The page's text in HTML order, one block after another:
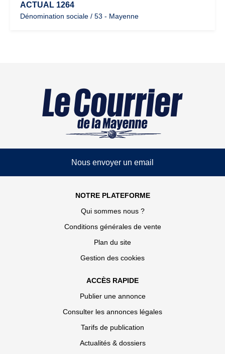
ACTUAL 1264
Dénomination sociale / 53 - Mayenne
Nous envoyer un email
NOTRE PLATEFORME
Qui sommes nous ?
Conditions générales de vente
Plan du site
Gestion des cookies
ACCÈS RAPIDE
Publier une annonce
Consulter les annonces légales
Tarifs de publication
Actualités & dossiers